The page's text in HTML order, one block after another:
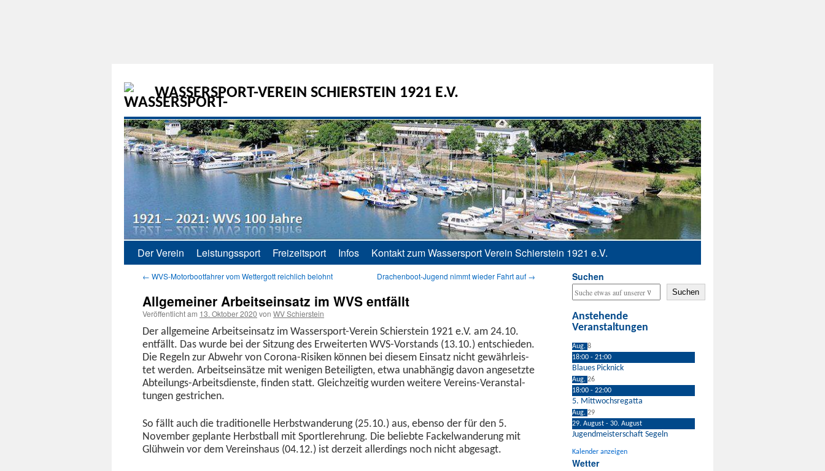
WASSERSPORT-VEREIN SCHIERSTEIN 1921 E.V.
Zum
Inhalt
springen
Der Verein Leistungssport Freizeitsport Infos Kontakt zum Wassersport Verein Schierstein 1921 e.V.
← WVS-Motorbootfahrer vom Wettergott reichlich belohnt Drachenboot-Jugend nimmt wieder Fahrt auf →
Allgemeiner Arbeitseinsatz im WVS entfällt
Veröffentlicht am 13. Oktober 2020 von WV Schierstein
Der all­ge­meine Arbeit­sein­satz im Wasser­sport-Vere­in Schier­stein 1921 e.V. am 24.10.
ent­fällt. Das wurde bei der Sitzung des Erweit­erten WVS-Vor­stands (13.10.) entsch­ieden.
Die Regeln zur Abwehr von Coro­na-Risiken kön­nen bei diesem Ein­satz nicht gewährleis­
tet wer­den. Arbeit­sein­sätze mit weni­gen Beteiligten, etwa unab­hängig davon ange­set­zte
Abteilungs-Arbeits­di­en­ste, find­en statt. Gle­ichzeit­ig wur­den weit­ere Vere­ins-Ver­anstal­
tun­gen gestrichen.
So fällt auch die tra­di­tionelle Herb­st­wan­derung (25.10.) aus, eben­so der für den 5.
Novem­ber geplante Herb­st­ball mit Sportlerehrung. Die beliebte Fack­el­wan­derung mit
Glüh­wein vor dem Vere­in­shaus (04.12.) ist derzeit allerd­ings noch nicht abgesagt.
Suchen
Suchen
Anstehende
Veranstaltungen
Aug. 8
18:00 - 21:00
Blaues Picknick
Aug. 26
18:00 - 22:00
5. Mittwochsregatta
Aug. 29
29. August - 30. August
Jugendmeisterschaft Segeln
Kalender anzeigen
Wetter